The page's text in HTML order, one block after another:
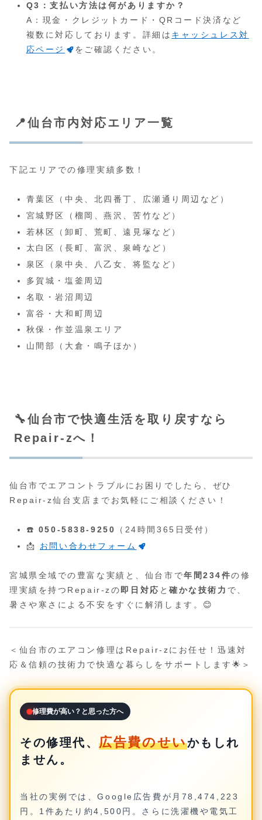
Q3：支払い方法は何がありますか？
A：現金・クレジットカード・QRコード決済など
複数に対応しております。詳細は キャッシュレス対
応ページ
をご確認ください。
📍仙台市内対応エリア一覧
下記エリアでの修理実績多数！
青葉区（中央、北四番丁、広瀬通り周辺など）
宮城野区（榴岡、燕沢、苦竹など）
若林区（卸町、荒町、遠見塚など）
太白区（長町、富沢、泉崎など）
泉区（泉中央、八乙女、将監など）
多賀城・塩釜周辺
名取・岩沼周辺
富谷・大和町周辺
秋保・作並温泉エリア
山間部（大倉・鳴子ほか）
🔧仙台市で快適生活を取り戻すなら
Repair-zへ！
仙台市でエアコントラブルにお困りでしたら、ぜひ
Repair-z仙台支店までお気軽にご相談ください！
☎️ 050-5838-9250
（24時間365日受付）
📩 お問い合わせフォーム
宮城県全域での豊富な実績と、仙台市で年間234件の修
理実績を持つRepair-zの 即日対応 と確かな技術力 で、
暑さや寒さによる不安をすぐに解消します。😊
＜仙台市のエアコン修理はRepair-zにお任せ！迅速対
応＆信頼の技術力で快適な暮らしをサポートします🌟＞
修理費が高い？と思った方へ
その修理代、広告費のせいかもしれ
ません。
当社の実例では、Google広告費が月78,474,223
円。1件あたり約4,500円。さらに洗濯機や電気工